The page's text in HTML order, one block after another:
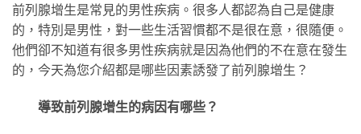
前列腺增生是常見的男性疾病。很多人都認為自己是健康
的，特別是男性，對一些生活習慣都不是很在意，很隨便。
他們卻不知道有很多男性疾病就是因為他們的不在意在發生
的，今天為您介紹都是哪些因素誘發了前列腺增生？
導致前列腺增生的病因有哪些？